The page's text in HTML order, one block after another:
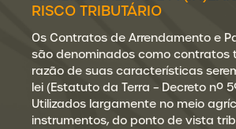
RISCO TRIBUTÁRIO
Os Contratos de Arrendamento e
são denominados como contratos
razão de suas características
lei (Estatuto da Terra – Decreto nº
Utilizados largamente no meio
instrumentos, do ponto de vista